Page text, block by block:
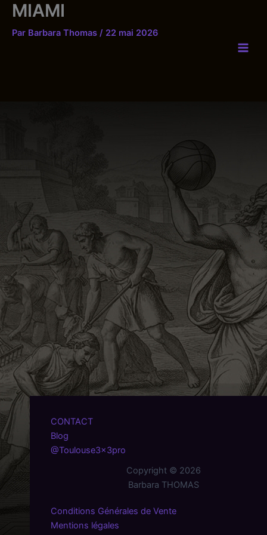
Aller
contenu
MIAMI
Par Barbara Thomas / 22 mai 2026
CONTACT
Blog
@Toulouse3x3pro
Copyright © 2026
Barbara THOMAS
Conditions Générales de Vente
Mentions légales